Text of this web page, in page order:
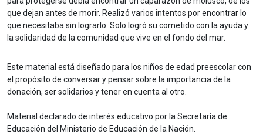
que dejan antes de morir. Realizó varios intentos por encontrar lo
que necesitaba sin lograrlo. Solo logró su cometido con la ayuda y
la solidaridad de la comunidad que vive en el fondo del mar.
Este material está diseñado para los niños de edad preescolar con
el propósito de conversar y pensar sobre la importancia de la
donación, ser solidarios y tener en cuenta al otro.
Material declarado de interés educativo por la Secretaría de
Educación del Ministerio de Educación de la Nación.